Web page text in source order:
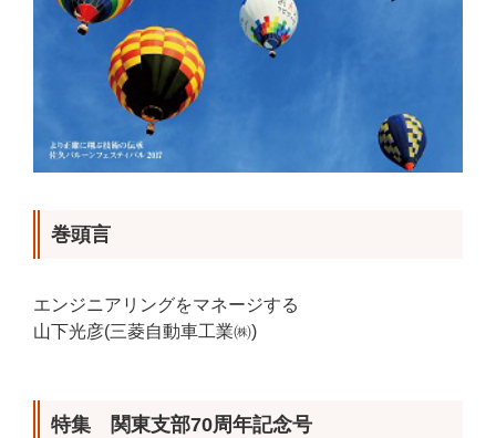
巻頭言
エンジニアリングをマネージする
山下光彦(三菱自動車工業㈱)
特集 関東支部70周年記念号